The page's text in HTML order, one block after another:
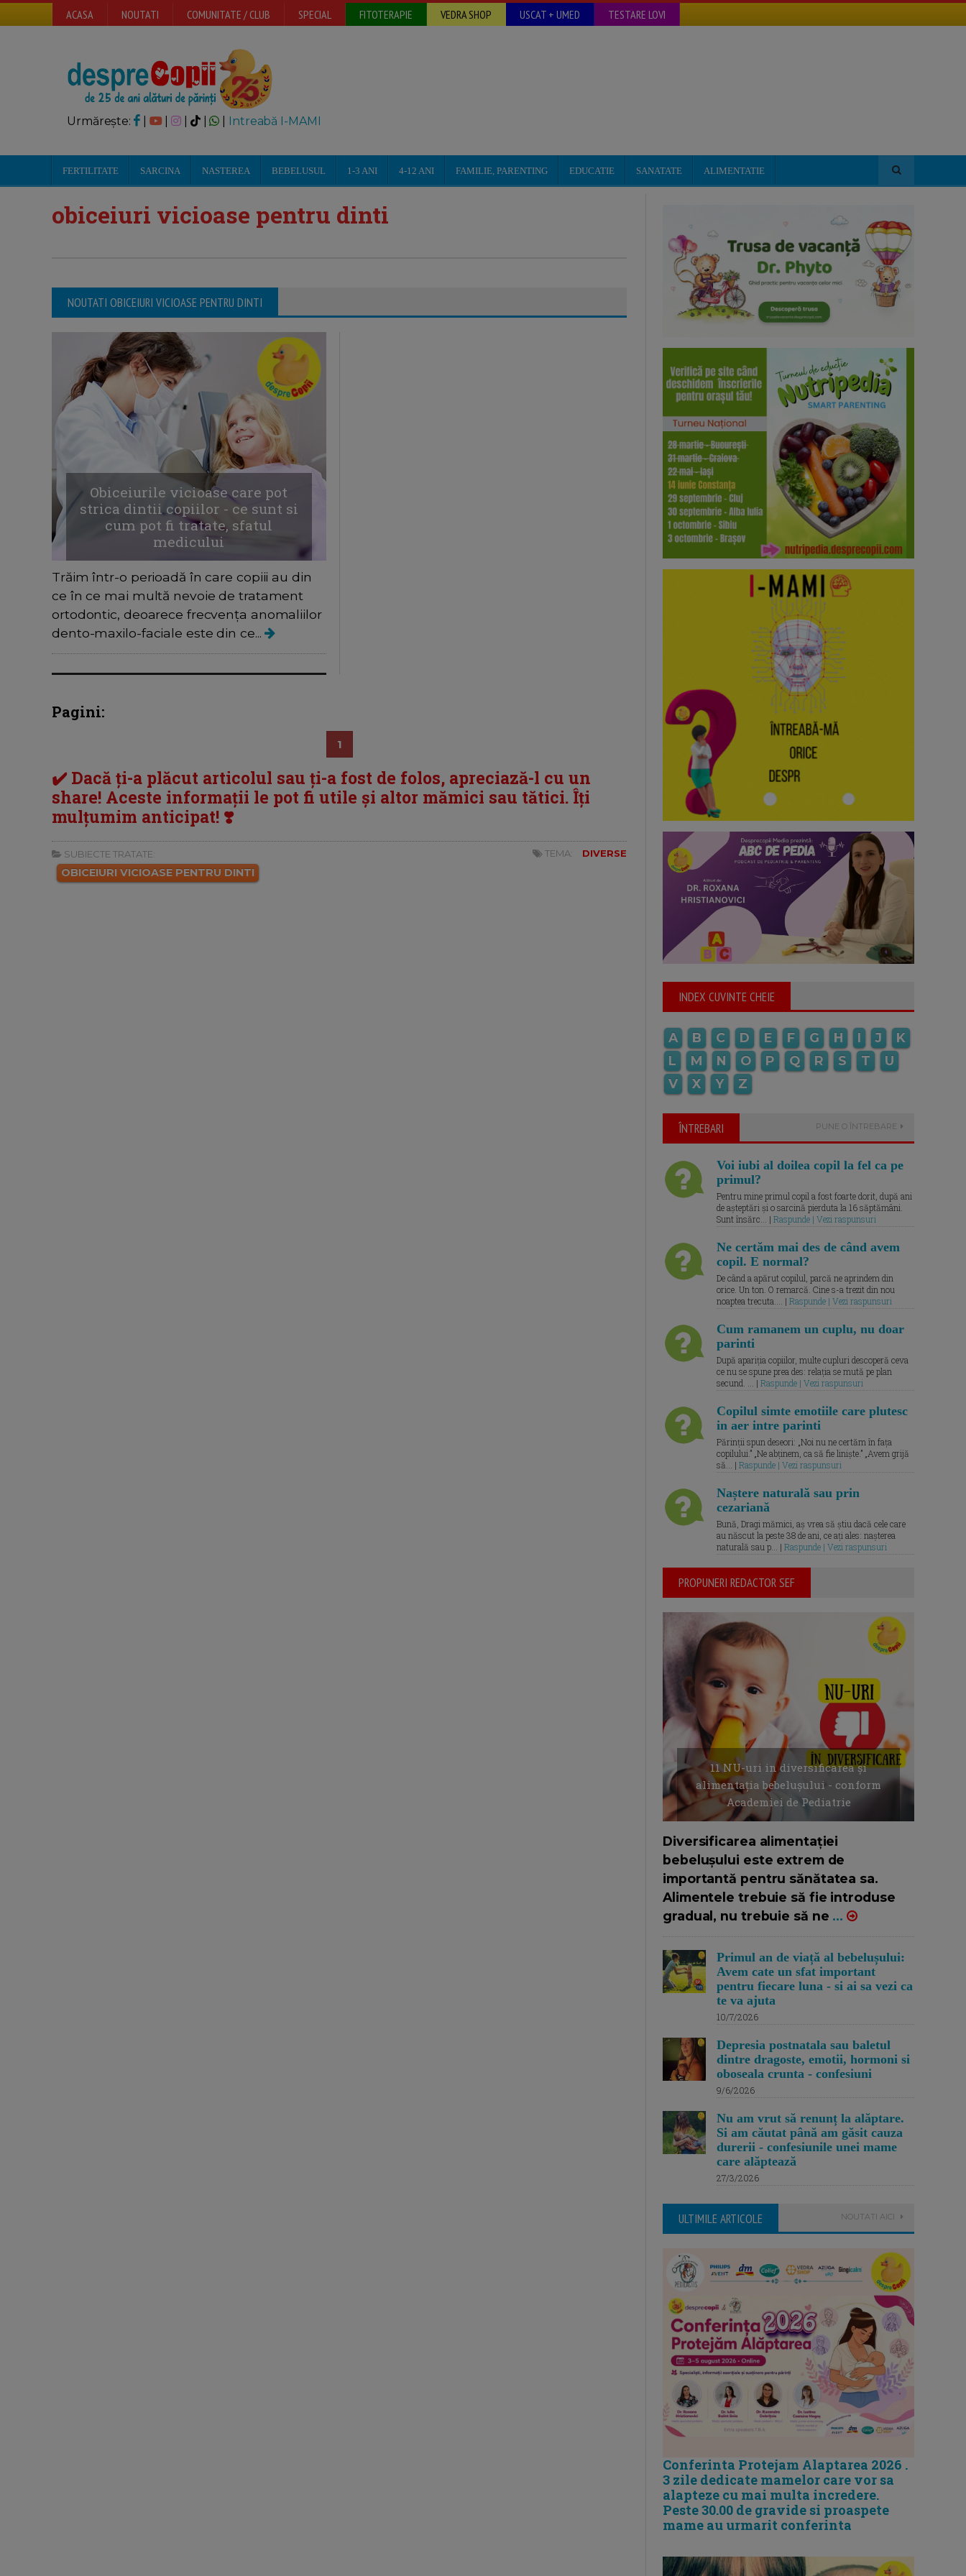
ACASA NOUTATI COMUNITATE / CLUB SPECIAL FITOTERAPIE VEDRA SHOP USCAT + UMED TESTARE LOVI
Urmărește: | | Intreabă I-MAMI
FERTILITATE SARCINA NASTEREA BEBELUSUL 1-3 ANI 4-12 ANI FAMILIE, PARENTING EDUCATIE SANATATE ALIMENTATIE
obiceiuri vicioase pentru dinti
NOUTATI OBICEIURI VICIOASE PENTRU DINTI
Obiceiurile vicioase care pot
strica dintii copiilor - ce sunt si
cum pot fi tratate, sfatul
medicului
Trăim într-o perioadă în care copiii au din
ce în ce mai multă nevoie de tratament
ortodontic, deoarece frecvența anomaliilor
dento-maxilo-faciale este din ce...
Pagini:
1
✔️ Dacă ți-a plăcut articolul sau ți-a fost de folos, apreciază-l cu un
share! Aceste informații le pot fi utile și altor mămici sau tătici. Îți
mulțumim anticipat! ❣️
SUBIECTE TRATATE:
OBICEIURI VICIOASE PENTRU DINTI
TEMA: DIVERSE
INDEX CUVINTE CHEIE
A B C D E F G H I J
K
L
M N O P Q R S T
U
V
X Y Z
ÎNTREBARI PUNE O ÎNTREBARE
Voi iubi al doilea copil la fel ca pe
primul?
Pentru mine primul copil a fost foarte dorit, după ani
de așteptări și o sarcină pierduta la 16 săptămâni.
Sunt însărc... | Raspunde | Vezi raspunsuri
Ne certăm mai des de când avem
copil. E normal?
De când a apărut copilul, parcă ne aprindem din
orice. Un ton. O remarcă. Cine s-a trezit din nou
noaptea trecuta.... | Raspunde | Vezi raspunsuri
Cum ramanem un cuplu, nu doar
parinti
După apariția copiilor, multe cupluri descoperă ceva
ce nu se spune prea des: relația se mută pe plan
secund. ... | Raspunde | Vezi raspunsuri
Copilul simte emotiile care plutesc
in aer intre parinti
Părinții spun deseori: „Noi nu ne certăm în fața
copilului.” „Ne abținem, ca să fie liniște.” „Avem grijă
să... | Raspunde | Vezi raspunsuri
Naștere naturală sau prin
cezariană
Bună, Dragi mămici, aș vrea să știu dacă cele care
au născut la peste 38 de ani, ce ați ales: nașterea
naturală sau p... | Raspunde | Vezi raspunsuri
PROPUNERI REDACTOR SEF
11 NU-uri in diversificarea și
alimentația bebelușului - conform
Academiei de Pediatrie
Diversificarea alimentației
bebelușului este extrem de
importantă pentru sănătatea sa.
Alimentele trebuie să fie introduse
gradual, nu trebuie să ne ...
Primul an de viață al bebelușului:
Avem cate un sfat important
pentru fiecare luna - si ai sa vezi ca
te va ajuta
10/7/2026
Depresia postnatala sau baletul
dintre dragoste, emotii, hormoni si
oboseala crunta - confesiuni
9/6/2026
Nu am vrut să renunț la alăptare.
Si am căutat până am găsit cauza
durerii - confesiunile unei mame
care alăptează
27/3/2026
ULTIMILE ARTICOLE NOUTATI AICI
Conferinta Protejam Alaptarea 2026 .
3 zile dedicate mamelor care vor sa
alapteze cu mai multa incredere.
Peste 30.00 de gravide si proaspete
mame au urmarit conferinta